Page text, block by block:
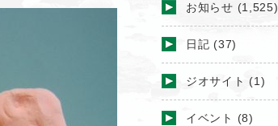
お知らせ (1,525)
日記 (37)
ジオサイト (1)
イベント (8)